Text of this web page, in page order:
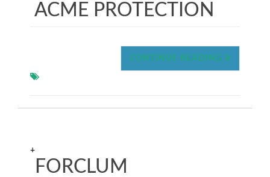
ACME PROTECTION
CONTINUE READING
+
FORCLUM